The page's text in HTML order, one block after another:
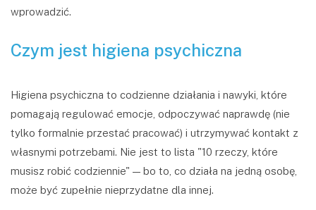
wprowadzić.
Czym jest higiena psychiczna
Higiena psychiczna to codzienne działania i nawyki, które
pomagają regulować emocje, odpoczywać naprawdę (nie
tylko formalnie przestać pracować) i utrzymywać kontakt z
własnymi potrzebami. Nie jest to lista "10 rzeczy, które
musisz robić codziennie" — bo to, co działa na jedną osobę,
może być zupełnie nieprzydatne dla innej.